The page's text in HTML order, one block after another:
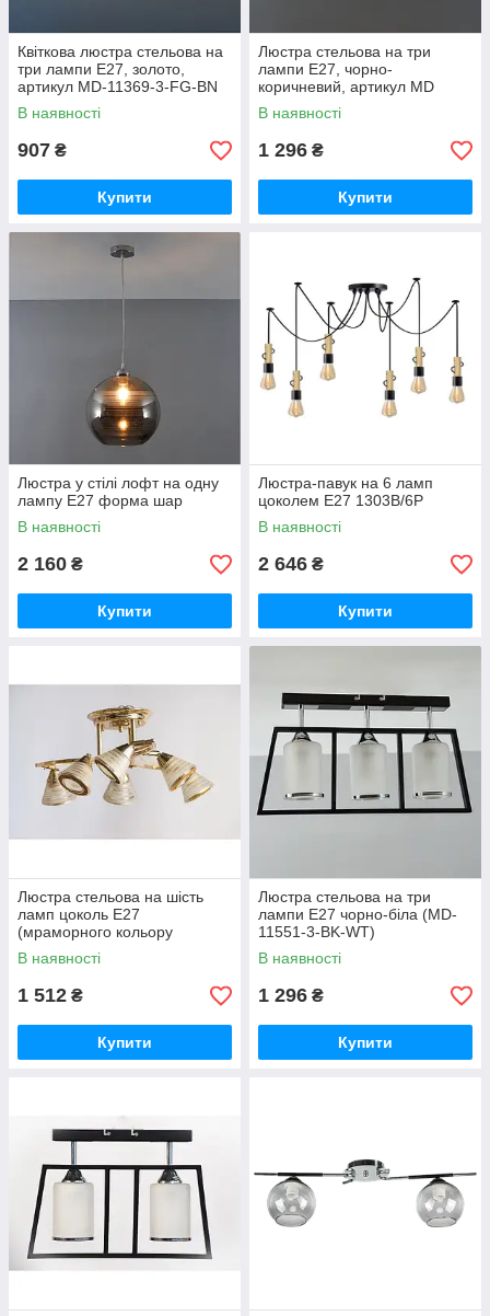
Квіткова люстра стельова на
три лампи Е27, золото,
артикул MD-11369-3-FG-BN
В наявності
907 ₴
Купити
Люстра стельова на три
лампи Е27, чорно-
коричневий, артикул MD
36724/2+1 BK+BK
В наявності
1 296 ₴
Купити
Люстра у стілі лофт на одну
лампу Е27 форма шар
В наявності
2 160 ₴
Купити
Люстра-павук на 6 ламп
цоколем Е27 1303B/6P
В наявності
2 646 ₴
Купити
Люстра стельова на шість
ламп цоколь Е27
(мраморного кольору
+золото)
В наявності
1 512 ₴
Купити
Люстра стельова на три
лампи Е27 чорно-біла (MD-
11551-3-BK-WT)
В наявності
1 296 ₴
Купити